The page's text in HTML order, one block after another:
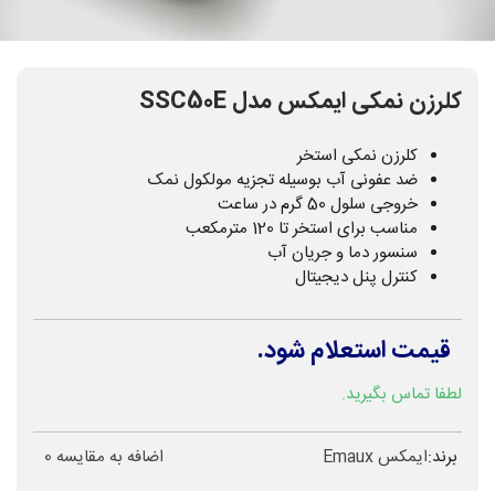
کلرزن نمکی ایمکس مدل SSC50E
کلرزن نمکی استخر
ضد عفونی آب بوسیله تجزیه مولکول نمک
خروجی سلول 50 گرم در ساعت
مناسب برای استخر تا 120 مترمکعب
سنسور دما و جریان آب
کنترل پنل دیجیتال
قیمت استعلام شود.
لطفا تماس بگیرید.
برند:ایمکس Emaux اضافه به مقایسه 0